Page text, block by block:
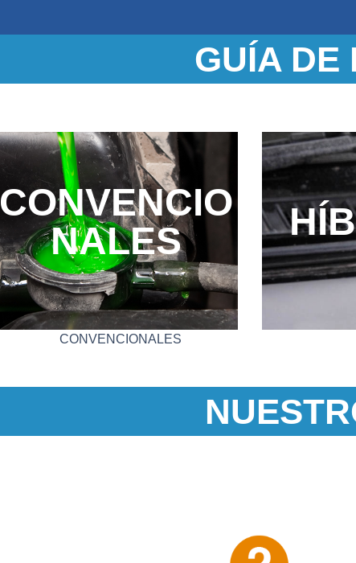
GUÍA DE
CONVENCIO
NALES
CONVENCIONALES